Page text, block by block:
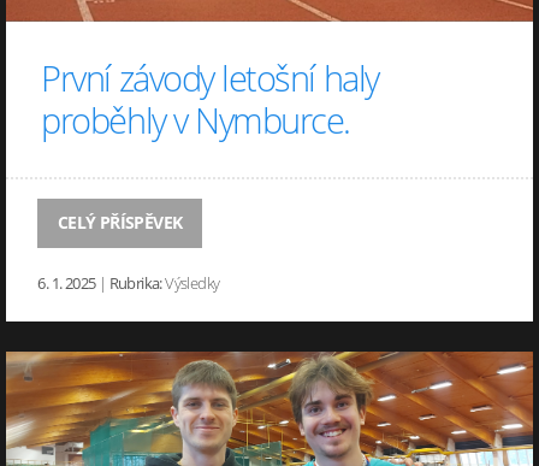
První závody letošní haly
proběhly v Nymburce.
CELÝ PŘÍSPĚVEK
6. 1. 2025 | Rubrika:Výsledky